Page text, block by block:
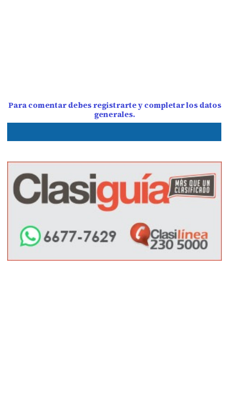
Para comentar debes registrarte y completar los datos
generales.